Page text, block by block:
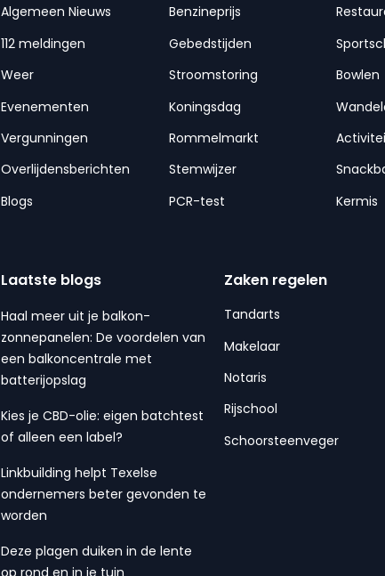
Algemeen Nieuws
112 meldingen
Weer
Evenementen
Vergunningen
Overlijdensberichten
Blogs
Benzineprijs
Gebedstijden
Stroomstoring
Koningsdag
Rommelmarkt
Stemwijzer
PCR-test
Bowlen
Kermis
Laatste blogs
Haal meer uit je balkon-
zonnepanelen: De voordelen van
een balkoncentrale met
batterijopslag
Kies je CBD-olie: eigen batchtest
of alleen een label?
Linkbuilding helpt Texelse
ondernemers beter gevonden te
worden
Deze plagen duiken in de lente
Zaken regelen
Tandarts
Makelaar
Notaris
Rijschool
Schoorsteenveger